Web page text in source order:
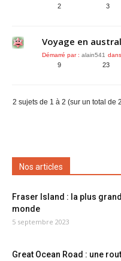
2 3
Voyage en
Démarré par : alain541
9 23
2 sujets de 1 à 2 (sur un total de
Nos articles
Fraser Island : la plus
monde
5 septembre 2023
Great Ocean Road : une